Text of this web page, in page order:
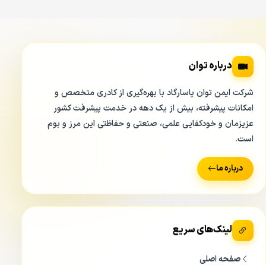
درباره توان
شرکت ایمن توان پاسارگاد با بهره‌گیری از کادری متخصص و
امکانات پیشرفته، بیش از یک دهه در خدمت پیشرفت کشور
عزیزمان و خودکفایی علمی، صنعتی و حفاظتی این مرز و بوم
است.
درباره ما
لینک‌های سریع
صفحه اصلی